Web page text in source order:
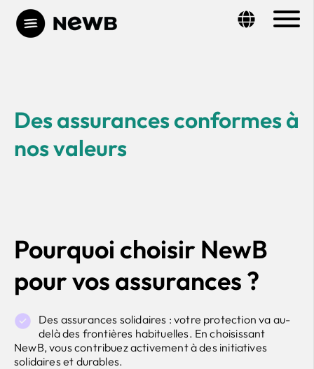
Des assurances conformes à
nos valeurs
Pourquoi choisir NewB
pour vos assurances ?
Des assurances solidaires : votre protection va au-
delà des frontières habituelles. En choisissant
NewB, vous contribuez activement à des initiatives
solidaires et durables.